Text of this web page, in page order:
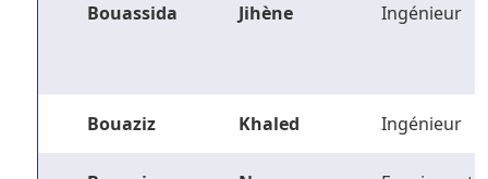
Bouassida Jihène Ingénieur
Bouaziz Khaled Ingénieur